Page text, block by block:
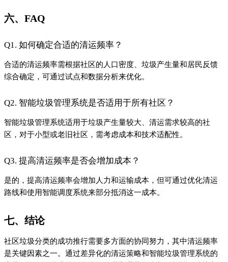
六、FAQ
Q1. 如何确定合适的清运频率？
合适的清运频率需根据社区的人口密度、垃圾产生量和居民反馈
综合确定，可通过试点和数据分析来优化。
Q2. 智能垃圾管理系统是否适用于所有社区？
智能垃圾管理系统适用于垃圾产生量较大、清运需求较高的社
区，对于小型或老旧社区，需考虑成本和技术适配性。
Q3. 提高清运频率是否会增加成本？
是的，提高清运频率会增加人力和运输成本，但可通过优化清运
路线和使用智能调度系统来部分抵消这一成本。
七、结论
社区垃圾分类的成功推行需要多方面的协同努力，其中清运频率
是关键因素之一。通过差异化的清运策略和智能垃圾管理系统的